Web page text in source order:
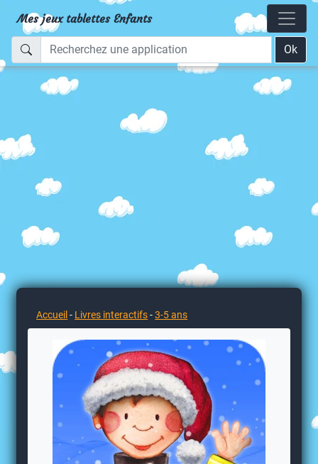
Mes jeux tablettes Enfants
Ok
Accueil - Livres interactifs-3-5 ans